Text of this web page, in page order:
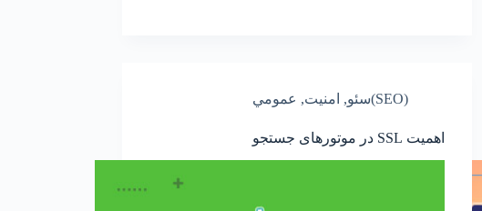
(SEO)سئو , امنیت, عمومي
اهمیت SSL در موتورهای جستجو